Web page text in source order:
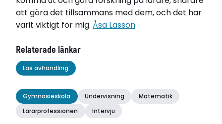
att göra det tillsammans med dem, och det har
varit viktigt för mig. Åsa Lasson
Relaterade länkar
Läs avhandling
Gymnasieskola Undervisning
Matematik
Lärarprofessionen
Intervju